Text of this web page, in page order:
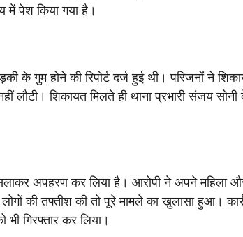
में पेश किया गया है।
के गुम होने की रिपोर्ट दर्ज हुई थी। परिजनों ने
शिकायत मिलते ही थाना प्रभारी संजय
अपहरण कर लिया है। आरोपी ने अपने महिला
की तफ्तीश की तो पूरे मामले का खुलासा हुआ।
गिरफ्तार कर लिया।